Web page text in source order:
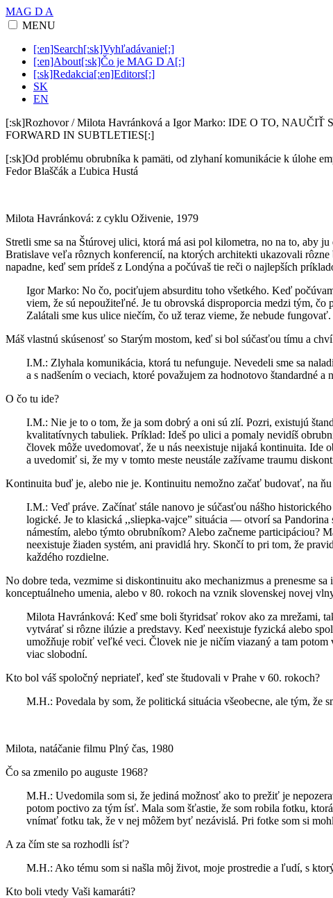
MAG D A
MENU
[:en]Search[:sk]Vyhľadávanie[:]
[:en]About[:sk]Čo je MAG D A[:]
[:sk]Redakcia[:en]Editors[:]
SK
EN
[:sk]Rozhovor / Milota Havránková a Igor Marko: IDE O TO,
FORWARD IN SUBTLETIES[:]
[:sk]Od problému obrubníka k pamäti, od zlyhaní komunikácie k úlohe
Fedor Blaščák a Ľubica Hustá
Milota Havránková: z cyklu Oživenie, 1979
Stretli sme sa na Štúrovej ulici, ktorá má asi pol kilometra, no na to, aby
Bratislave veľa rôznych konferencií, na ktorých architekti ukazovali
napadne, keď sem prídeš z Londýna a počúvaš tie reči o najlepších
Igor Marko: No čo, pociťujem absurditu toho všetkého. Keď
viem, že sú nepoužiteľné. Je tu obrovská disproporcia medzi tým,
Zalátali sme kus ulice niečím, čo už teraz vieme, že nebude
Máš vlastnú skúsenosť so Starým mostom, keď si bol súčasťou tímu a
I.M.: Zlyhala komunikácia, ktorá tu nefunguje. Nevedeli sme sa
a s nadšením o veciach, ktoré považujem za hodnotovo štandardné
O čo tu ide?
I.M.: Nie je to o tom, že ja som dobrý a oni sú zlí. Pozri, existujú
kvalitatívnych tabuliek. Príklad: Ideš po ulici a pomaly nevidíš
človek môže uvedomovať, že u nás neexistuje nijaká kontinuita. Ide
a uvedomiť si, že my v tomto meste neustále zažívame traumu
Kontinuita buď je, alebo nie je. Kontinuitu nemožno začať budovať, na
I.M.: Veď práve. Začínať stále nanovo je súčasťou nášho
logické. Je to klasická ,,sliepka-vajce” situácia — otvorí sa
námestím, alebo týmto obrubníkom? Alebo začneme participáciou?
neexistuje žiaden systém, ani pravidlá hry. Skončí to pri tom, že
každého rozdielne.
No dobre teda, vezmime si diskontinuitu ako mechanizmus a prenesme
konceptuálneho umenia, alebo v 80. rokoch na vznik slovenskej novej
Milota Havránková: Keď sme boli štyridsať rokov ako za mrežami,
vytvárať si rôzne ilúzie a predstavy. Keď neexistuje fyzická alebo
umožňuje robiť veľké veci. Človek nie je ničím viazaný a tam
viac slobodní.
Kto bol váš spoločný nepriateľ, keď ste študovali v Prahe v 60. rokoch?
M.H.: Povedala by som, že politická situácia všeobecne, ale tým, že
Milota, natáčanie filmu Plný čas, 1980
Čo sa zmenilo po auguste 1968?
M.H.: Uvedomila som si, že jediná možnosť ako to prežiť je
potom poctivo za tým ísť. Mala som šťastie, že som robila fotku,
vnímať fotku tak, že v nej môžem byť nezávislá. Pri fotke som si
A za čím ste sa rozhodli ísť?
M.H.: Ako tému som si našla môj život, moje prostredie a ľudí, s
Kto boli vtedy Vaši kamaráti?